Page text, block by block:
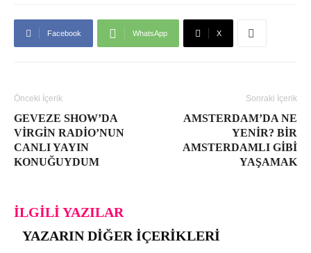
Facebook WhatsApp X
Önceki İçerik
GEVEZE SHOW’DA
VIRGIN RADIO’NUN
CANLI YAYIN
KONUĞUYDUM
Sonraki İçerik
AMSTERDAM’DA NE
YENIR? BIR
AMSTERDAMLI GIBI
YAŞAMAK
İLGILI YAZILAR
YAZARIN DIĞER İÇERIKLERI